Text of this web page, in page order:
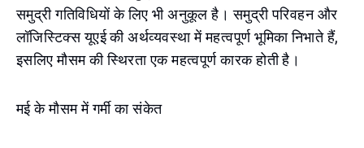
समुद्री गतिविधियों के लिए भी अनुकूल है। समुद्री परिवहन और
लॉजिस्टिक्स यूएई की अर्थव्यवस्था में महत्वपूर्ण भूमिका निभाते हैं,
इसलिए मौसम की स्थिरता एक महत्वपूर्ण कारक होती है।
मई के मौसम में गर्मी का संकेत